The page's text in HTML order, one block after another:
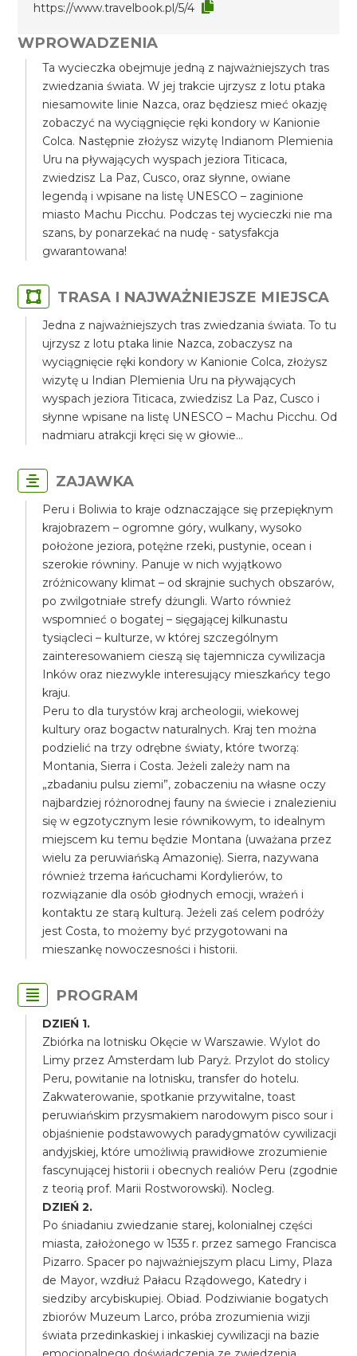
https://www.travelbook.pl/5/4
WPROWADZENIA
Ta wycieczka obejmuje jedną z najważniejszych tras
zwiedzania świata. W jej trakcie ujrzysz z lotu ptaka
niesamowite linie Nazca, oraz będziesz mieć okazję
zobaczyć na wyciągnięcie ręki kondory w Kanionie
Colca. Następnie złożysz wizytę Indianom Plemienia
Uru na pływających wyspach jeziora Titicaca,
zwiedzisz La Paz, Cusco, oraz słynne, owiane
legendą i wpisane na listę UNESCO – zaginione
miasto Machu Picchu. Podczas tej wycieczki nie ma
szans, by ponarzekać na nudę - satysfakcja
gwarantowana!
TRASA I NAJWAŻNIEJSZE MIEJSCA
Jedna z najważniejszych tras zwiedzania świata. To tu
ujrzysz z lotu ptaka linie Nazca, zobaczysz na
wyciągnięcie ręki kondory w Kanionie Colca, złożysz
wizytę u Indian Plemienia Uru na pływających
wyspach jeziora Titicaca, zwiedzisz La Paz, Cusco i
słynne wpisane na listę UNESCO – Machu Picchu. Od
nadmiaru atrakcji kręci się w głowie…
ZAJAWKA
Peru i Boliwia to kraje odznaczające się przepięknym
krajobrazem – ogromne góry, wulkany, wysoko
położone jeziora, potężne rzeki, pustynie, ocean i
szerokie równiny. Panuje w nich wyjątkowo
zróżnicowany klimat – od skrajnie suchych obszarów,
po zwilgotniałe strefy dżungli. Warto również
wspomnieć o bogatej – sięgającej kilkunastu
tysiącleci – kulturze, w której szczególnym
zainteresowaniem cieszą się tajemnicza cywilizacja
Inków oraz niezwykle interesujący mieszkańcy tego
kraju.
Peru to dla turystów kraj archeologii, wiekowej
kultury oraz bogactw naturalnych. Kraj ten można
podzielić na trzy odrębne światy, które tworzą:
Montania, Sierra i Costa. Jeżeli zależy nam na
„zbadaniu pulsu ziemi”, zobaczeniu na własne oczy
najbardziej różnorodnej fauny na świecie i znalezieniu
się w egzotycznym lesie równikowym, to idealnym
miejscem ku temu będzie Montana (uważana przez
wielu za peruwiańską Amazonię). Sierra, nazywana
również trzema łańcuchami Kordylierów, to
rozwiązanie dla osób głodnych emocji, wrażeń i
kontaktu ze starą kulturą. Jeżeli zaś celem podróży
jest Costa, to możemy być przygotowani na
mieszankę nowoczesności i historii.
PROGRAM
DZIEŃ 1.
Zbiórka na lotnisku Okęcie w Warszawie. Wylot do
Limy przez Amsterdam lub Paryż. Przylot do stolicy
Peru, powitanie na lotnisku, transfer do hotelu.
Zakwaterowanie, spotkanie przywitalne, toast
peruwiańskim przysmakiem narodowym pisco sour i
objaśnienie podstawowych paradygmatów cywilizacji
andyjskiej, które umożliwią prawidłowe zrozumienie
fascynującej historii i obecnych realiów Peru (zgodnie
z teorią prof. Marii Rostworowski). Nocleg.
DZIEŃ 2.
Po śniadaniu zwiedzanie starej, kolonialnej części
miasta, założonego w 1535 r. przez samego Francisca
Pizarro. Spacer po najważniejszym placu Limy, Plaza
de Mayor, wzdłuż Pałacu Rządowego, Katedry i
siedziby arcybiskupiej. Obiad. Podziwianie bogatych
zbiorów Muzeum Larco, próba zrozumienia wizji
świata przedinkaskiej i inkaskiej cywilizacji na bazie